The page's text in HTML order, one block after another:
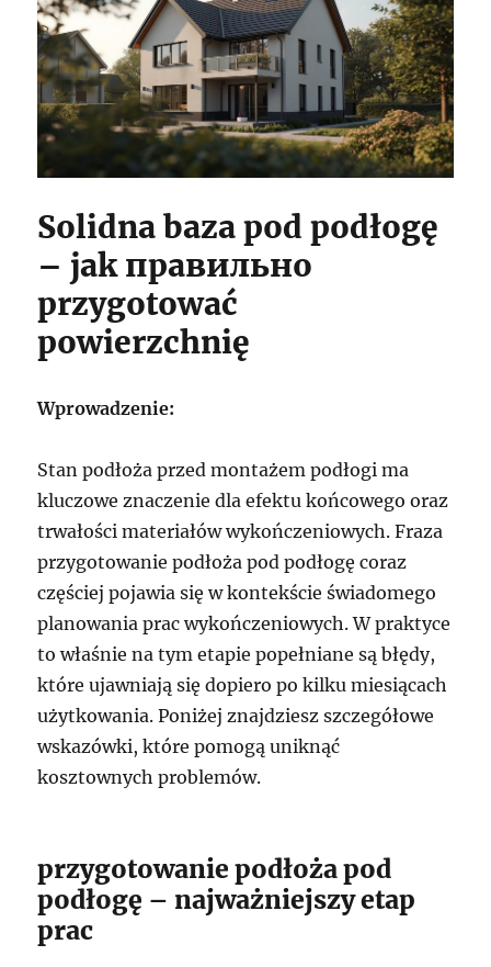
Solidna baza pod podłogę
– jak правильно
przygotować
powierzchnię
Wprowadzenie:
Stan podłoża przed montażem podłogi ma
kluczowe znaczenie dla efektu końcowego oraz
trwałości materiałów wykończeniowych. Fraza
przygotowanie podłoża pod podłogę coraz
częściej pojawia się w kontekście świadomego
planowania prac wykończeniowych. W praktyce
to właśnie na tym etapie popełniane są błędy,
które ujawniają się dopiero po kilku miesiącach
użytkowania. Poniżej znajdziesz szczegółowe
wskazówki, które pomogą uniknąć
kosztownych problemów.
przygotowanie podłoża pod
podłogę – najważniejszy etap
prac